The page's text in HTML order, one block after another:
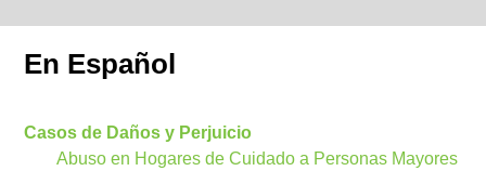
En Español
Casos de Daños y Perjuicio
Abuso en Hogares de Cuidado a Personas Mayores